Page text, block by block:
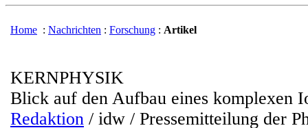
Home : Nachrichten : Forschung : Artikel
KERNPHYSIK
Blick auf den Aufbau eines komplexen
Redaktion / idw / Pressemitteilung der